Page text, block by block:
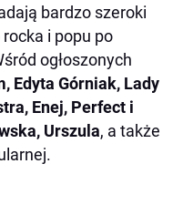
bardzo szeroki
i popu po
ogłoszonych
Edyta Górniak, Lady
Enej, Perfect i
Urszula, a także